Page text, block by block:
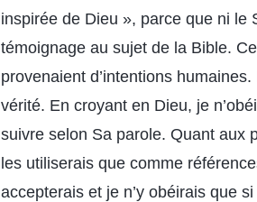
inspirée de Dieu », parce que ni le
témoignage au sujet de la Bible.
provenaient d’intentions
vérité. En croyant en Dieu, je
suivre selon Sa parole. Quant aux
les utiliserais que comme
accepterais et je n’y obéirais que